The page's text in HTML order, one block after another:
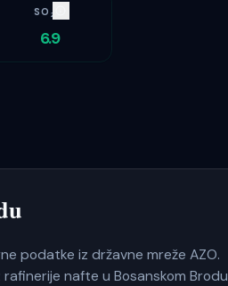
SO₂
6.9
podatke iz državne mreže AZO.
nafte u Bosanskom Brodu